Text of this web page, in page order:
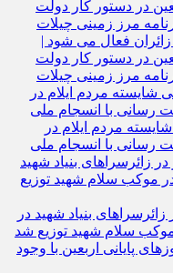
تردد زائران فعال می‌ شود |
در دستور کار دولت
مرز زمینی چیلات
مردم ایلام در
رسانی با انسجام ملی
ایثارگر در زائرسراهای بنیاد شهید در